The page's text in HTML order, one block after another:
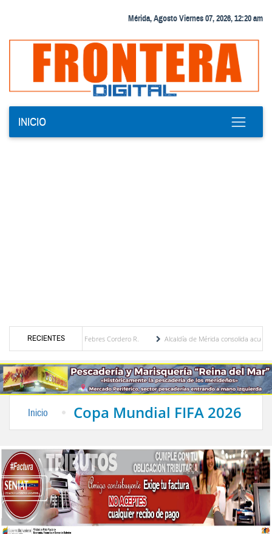
Mérida, Agosto Viernes 07, 2026, 12:20 am
INICIO
RECIENTES
María Eugenia Febres Cordero R.
Alcaldía de Mérida consolida acuerdos con
Inicio Copa Mundial FIFA 2026